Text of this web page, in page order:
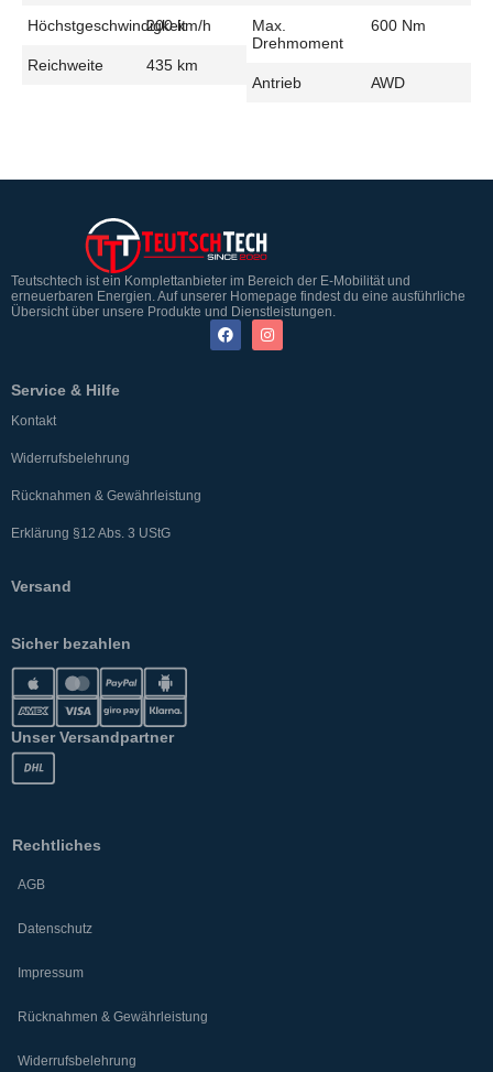
Höchstgeschwindigkeit
200 km/h
Reichweite 435 km
Max.
Drehmoment
600 Nm
Antrieb AWD
Teutschtech ist ein Komplettanbieter im Bereich der E-Mobilität und
erneuerbaren Energien. Auf unserer Homepage findest du eine ausführliche
Übersicht über unsere Produkte und Dienstleistungen.
Service & Hilfe
Kontakt
Widerrufsbelehrung
Rücknahmen & Gewährleistung
Erklärung §12 Abs. 3 UStG
Versand
Sicher bezahlen
Unser Versandpartner
Rechtliches
AGB
Datenschutz
Impressum
Rücknahmen & Gewährleistung
Widerrufsbelehrung